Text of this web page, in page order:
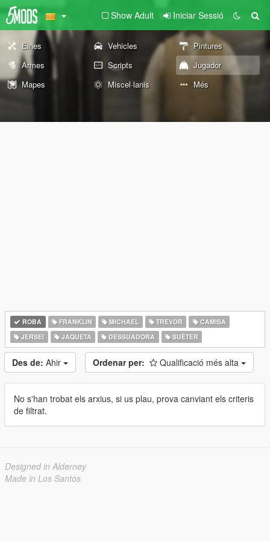
Show Adult Iniciar Sessió
Eines Vehicles
Pintures
Armes
Scripts
Jugador
Mapes
Miscel·lanis Més
ROBA FRANKLIN MICHAEL TREVOR
CAMISA
JERSEI
JAQUETA DESSUADORA SUÈTER
Des de: Ahir Ordenar per: Qualificació més alta
No s'han trobat els arxius, si us plau, prova canviant els criteris
de filtrat.
Designed in Alderney
Made in Los Santos